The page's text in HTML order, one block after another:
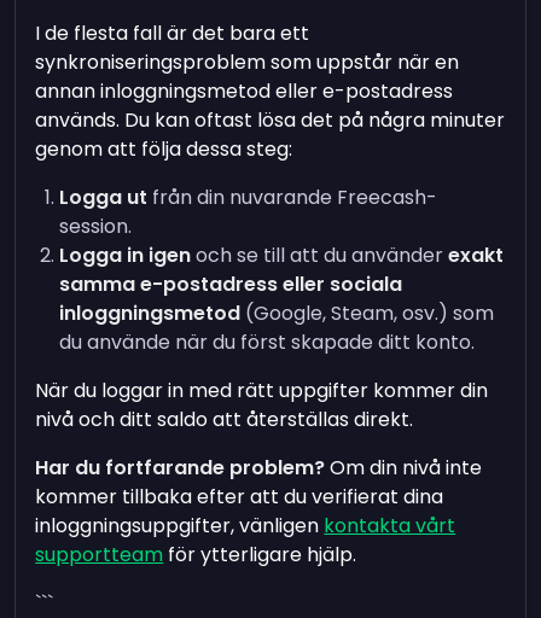
I de flesta fall är det bara ett
synkroniseringsproblem som uppstår när en
annan inloggningsmetod eller e-postadress
används. Du kan oftast lösa det på några minuter
genom att följa dessa steg:
Logga ut från din nuvarande Freecash-
session.
Logga in igenoch se till att du använderexakt
samma e-postadress eller sociala
inloggningsmetod (Google, Steam, osv.) som
du använde när du först skapade ditt konto.
När du loggar in med rätt uppgifter kommer din
nivå och ditt saldo att återställas direkt.
Har du fortfarande problem?Om din nivå inte
kommer tillbaka efter att du verifierat dina
inloggningsuppgifter, vänligen kontakta vårt
supportteam för ytterligare hjälp.
```